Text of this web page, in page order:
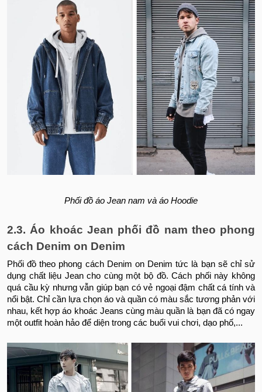
Phối đồ áo Jean nam và áo Hoodie
2.3. Áo khoác Jean phối đồ nam theo phong
cách Denim on Denim
Phối đồ theo phong cách Denim on Denim tức là bạn sẽ chỉ sử
dụng chất liệu Jean cho cùng một bộ đồ. Cách phối này không
quá cầu kỳ nhưng vẫn giúp bạn có vẻ ngoại đậm chất cá tính và
nổi bật. Chỉ cần lựa chọn áo và quần có màu sắc tương phản với
nhau, kết hợp áo khoác Jeans cùng màu quần là bạn đã có ngay
một outfit hoàn hảo để diện trong các buổi vui chơi, dạo phố,...